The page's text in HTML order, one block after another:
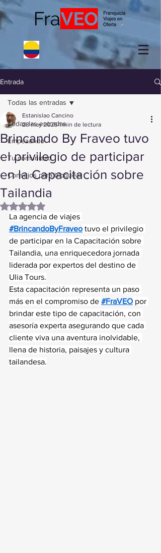
Entrada
Todas las entradas
Empezando
Tu comunidad
Consejos para bloguear
Todas las entradas
Brincando By Fraveo tuvo
el privilegio de participar
en la Capacitación sobre
Tailandia
Estanislao Cancino
28 may 2025 1 min de lectura
Obtuvo NaN de 5 estrellas.
La agencia de viajes
#BrincandoByFraveo tuvo el privilegio
de participar en la Capacitación sobre
Tailandia, una enriquecedora jornada
liderada por expertos del destino de
Ulia Tours.
Esta capacitación representa un paso
más en el compromiso de #FraVEO por
brindar este tipo de capacitación, con
asesoría experta asegurando que cada
cliente viva una aventura inolvidable,
llena de historia, paisajes y cultura
tailandesa.